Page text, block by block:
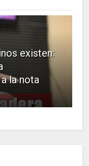
existen:
la nota